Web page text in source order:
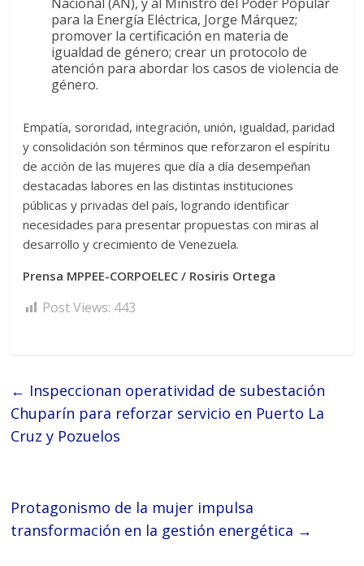
para la Energía Eléctrica, Jorge Márquez;
promover la certificación en materia de
igualdad de género; crear un protocolo de
atención para abordar los casos de violencia de
género.
Empatía, sororidad, integración, unión, igualdad, paridad
y consolidación son términos que reforzaron el espíritu
de acción de las mujeres que día a día desempeñan
destacadas labores en las distintas instituciones
públicas y privadas del país, logrando identificar
necesidades para presentar propuestas con miras al
desarrollo y crecimiento de Venezuela.
Prensa MPPEE-CORPOELEC / Rosiris Ortega
Post Views: 443
← Inspeccionan operatividad de subestación
Chuparín para reforzar servicio en Puerto La
Cruz y Pozuelos
Protagonismo de la mujer impulsa
transformación en la gestión energética →